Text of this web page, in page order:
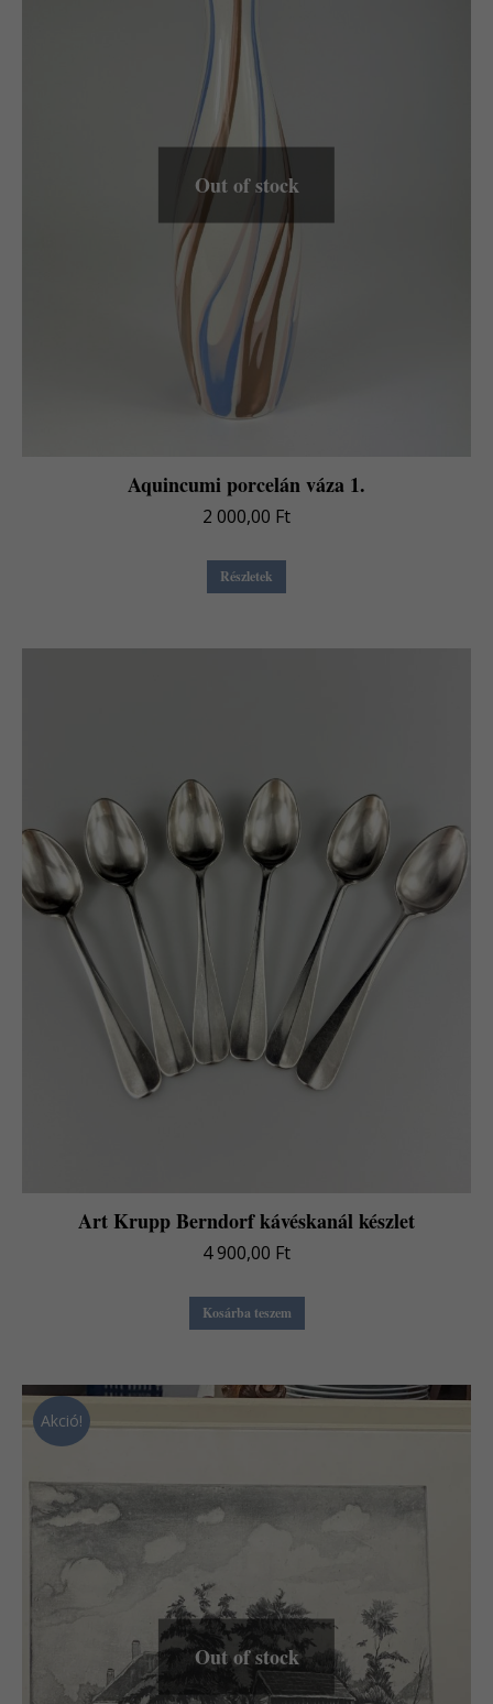
Out of stock
Aquincumi porcelán váza 1.
2 000,00 Ft
Részletek
Art Krupp Berndorf kávéskanál készlet
4 900,00 Ft
Kosárba teszem
Akció!
Out of stock